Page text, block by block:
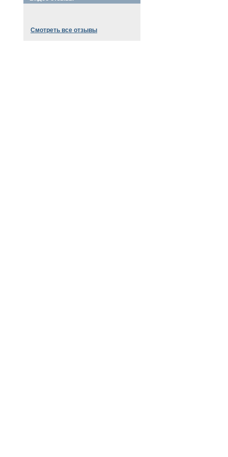
Смотреть все отзывы